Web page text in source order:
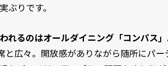
ぶりです。
れるのはオールダイニング「コンパス」
と広々。開放感がありながら随所にパー